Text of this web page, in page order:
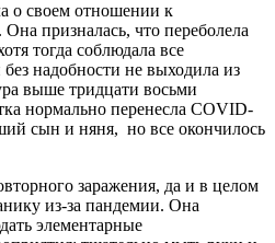
о своем отношении к
призналась, что переболела
тогда соблюдала все
надобности не выходила из
выше тридцати восьми
нормально перенесла COVID-
сын и няня, но все окончилось
заражения, да и в целом
из-за пандемии. Она
элементарные